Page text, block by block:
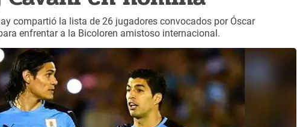
compartió la lista de 26 jugadores convocados por Óscar
enfrentar a la Bicoloren amistoso internacional.